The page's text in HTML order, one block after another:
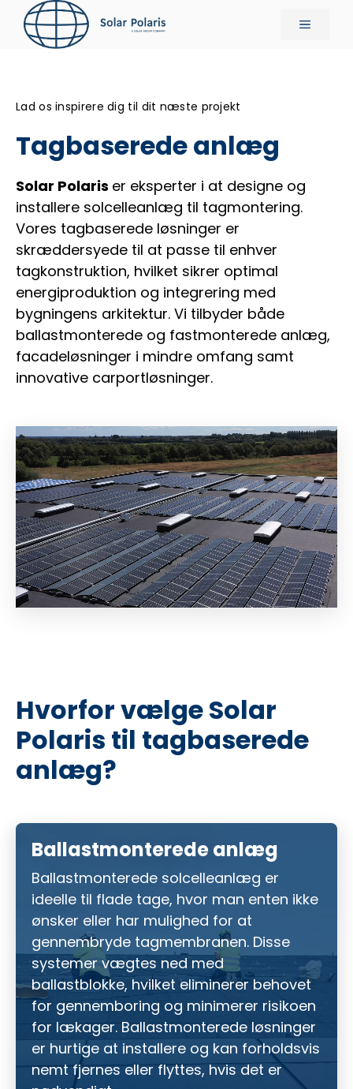
indhold
Menu
Lad os inspirere dig til dit næste projekt
Tagbaserede anlæg
Solar Polaris er eksperter i at designe og
installere solcelleanlæg til tagmontering.
Vores tagbaserede løsninger er
skræddersyede til at passe til enhver
tagkonstruktion, hvilket sikrer optimal
energiproduktion og integrering med
bygningens arkitektur. Vi tilbyder både
ballastmonterede og fastmonterede anlæg,
facadeløsninger i mindre omfang samt
innovative carportløsninger.
Hvorfor vælge Solar
Polaris til tagbaserede
anlæg?
Ballastmonterede anlæg
Ballastmonterede solcelleanlæg er
ideelle til flade tage, hvor man enten ikke
ønsker eller har mulighed for at
gennembryde tagmembranen. Disse
systemer vægtes ned med
ballastblokke, hvilket eliminerer behovet
for gennemboring og minimerer risikoen
for lækager. Ballastmonterede løsninger
er hurtige at installere og kan forholdsvis
nemt fjernes eller flyttes, hvis det er